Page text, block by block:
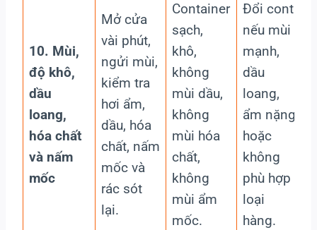
10. Mùi,
độ khô,
dầu
loang,
hóa chất
và nấm
mốc
Mở cửa
vài phút,
ngửi mùi,
kiểm tra
hơi ẩm,
dầu, hóa
chất, nấm
mốc và
rác sót
lại.
Container
sạch,
khô,
không
mùi dầu,
không
mùi hóa
chất,
không
mùi ẩm
mốc.
Đổi cont
nếu mùi
mạnh,
dầu
loang,
ẩm nặng
hoặc
không
phù hợp
loại
hàng.